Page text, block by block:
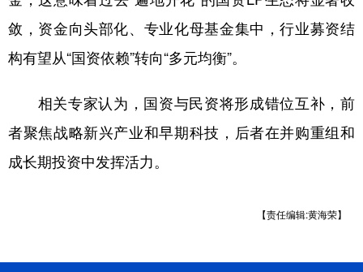
敛，资金向头部化、专业化母基金集中，行业募资结
构有望从“国资依赖”转向“多元均衡”。
相关专家认为，国资与民资将形成错位互补，前
者聚焦战略新兴产业和早期科技，后者在并购重组和
成长期投资中发挥活力。
【责任编辑:黄海荣】